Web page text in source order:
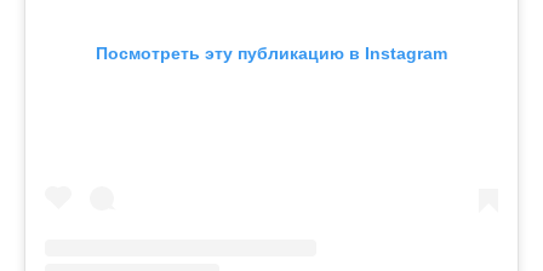
Посмотреть эту публикацию в Instagram